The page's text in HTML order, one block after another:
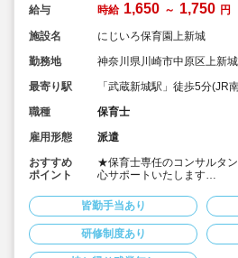
給与 時給 1,650 ～ 1,750 円
施設名
にじいろ保育園上新城
勤務地
神奈川県川崎市中原区上新
最寄り駅
「武蔵新城駅」徒歩5分(JR
職種
保育士
雇用形態
派遣
おすすめ
ポイント
★保育士専任のコンサルタ
心サポートいたします
★時給1,650円～1,750円、
★時間固定＆土日祝休み！
★ワークライフバランス重
★４月スタートOK！
皆勤手当あり
研修制度あり